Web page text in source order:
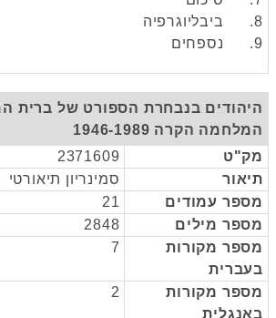
בנבחרת הספורט של ברית
הקרה 1946-1989
2371609
סמינריון תיאורטי
עמודים
מילים
2848
מקורות
מקורות